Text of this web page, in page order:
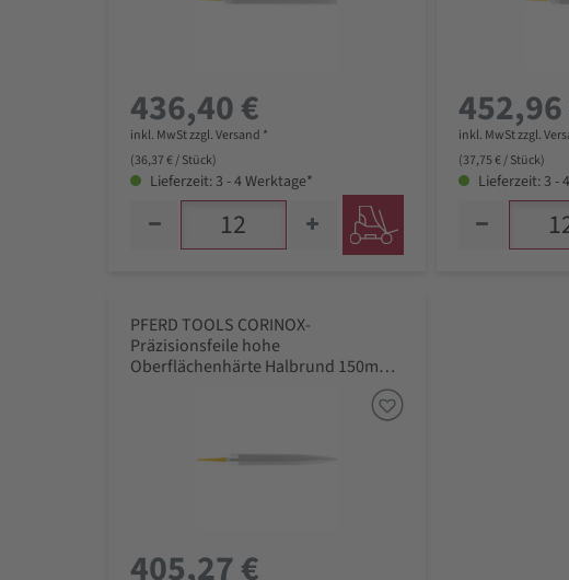
436,40 €
inkl. MwSt zzgl. Versand *
(36,37 € / Stück)
Lieferzeit: 3 - 4 Werktage*
452,96
inkl. MwSt zzgl.
(37,75 € / Stück)
Lieferzeit: 3 -
PFERD TOOLS CORINOX-
Präzisionsfeile hohe
Oberflächenhärte Halbrund 150mm
405,27 €